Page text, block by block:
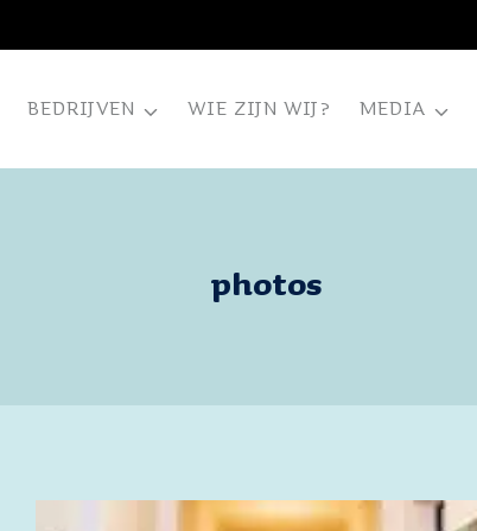
BEDRIJVEN WIE ZIJN WIJ? MEDIA
photos